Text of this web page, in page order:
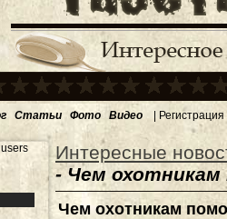
Статьи Фото Видео | Регистрация
Интересные
- Чем
Чем охотникам